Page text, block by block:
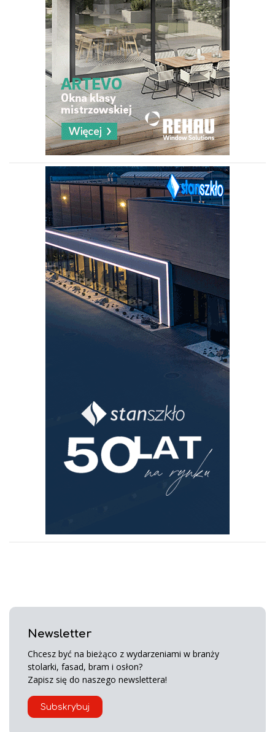
Newsletter
Chcesz być na bieżąco z wydarzeniami w branży
stolarki, fasad, bram i osłon?
Zapisz się do naszego newslettera!
Subskrybuj